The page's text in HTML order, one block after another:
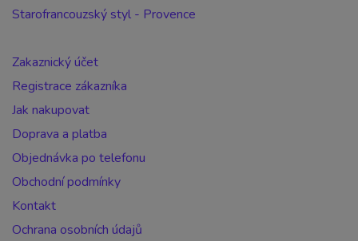
Starofrancouzský styl - Provence
Zakaznický účet
Registrace zákazníka
Jak nakupovat
Doprava a platba
Objednávka po telefonu
Obchodní podmínky
Kontakt
Ochrana osobních údajů